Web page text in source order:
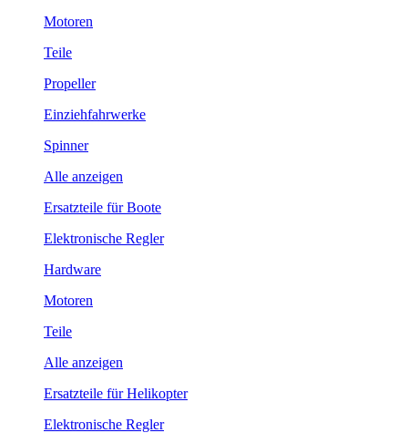
Motoren
Teile
Propeller
Einziehfahrwerke
Spinner
Alle anzeigen
Ersatzteile für Boote
Elektronische Regler
Hardware
Motoren
Teile
Alle anzeigen
Ersatzteile für Helikopter
Elektronische Regler